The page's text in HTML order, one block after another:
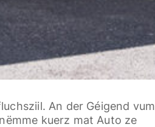
An der Géigend vum
kuerz mat Auto ze